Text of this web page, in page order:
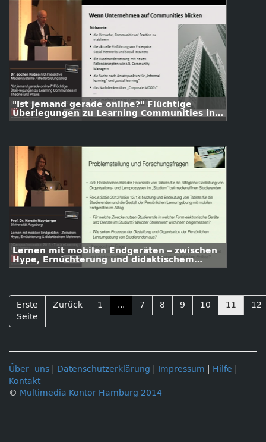
"Ist jemand gerade online?" Flüchtige
Überlegungen zu Learning Communities in
Theorie und Praxis
Lernen mit mobilen Endgeräten – zwischen
Hype, Ernüchterung und didaktischem
Mehrwert
Erste
Seite
Zurück 1 ... 7 8 9 10 11 12
Über uns Datenschutzerklärung Impressum Hilfe
Kontakt
© Multimedia Kontor Hamburg 2014